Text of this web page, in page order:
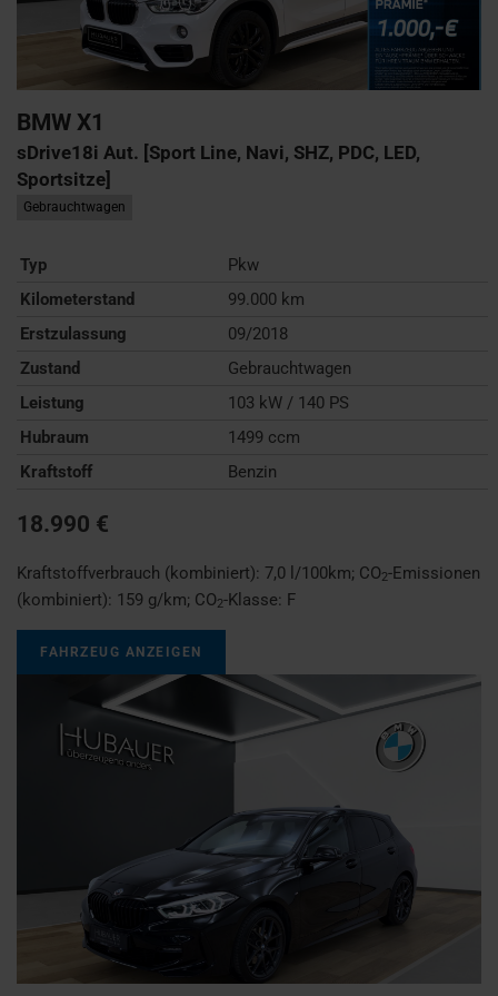
BMW X1
sDrive18i Aut. [Sport Line, Navi, SHZ, PDC, LED,
Sportsitze]
Gebrauchtwagen
Typ
Pkw
Kilometerstand
99.000 km
Erstzulassung
09/2018
Zustand
Gebrauchtwagen
Leistung
103 kW / 140 PS
Hubraum
1499 ccm
Kraftstoff
Benzin
18.990 €
Kraftstoffverbrauch (kombiniert): 7,0 l/100km; CO2-Emissionen
(kombiniert): 159 g/km; CO2-Klasse: F
FAHRZEUG ANZEIGEN